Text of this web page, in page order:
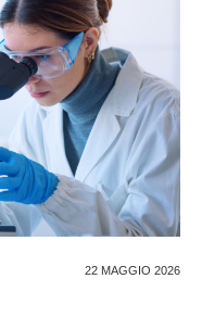
22 MAGGIO 2026